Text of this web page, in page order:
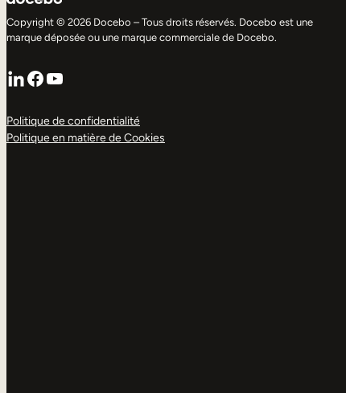
Copyright © 2026 Docebo – Tous droits réservés. Docebo est une
marque déposée ou une marque commerciale de Docebo.
LinkedIn
Facebook
YouTube
Politique de confidentialité
Politique en matière de Cookies